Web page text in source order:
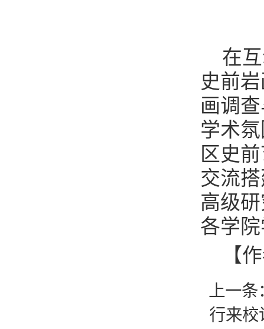
在
史前
画调
学术
区史
交流
高级
各学
【
上一条
行来校